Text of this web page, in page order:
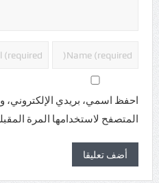
احفظ اسمي، بريدي الإلكتروني،
المتصفح لاستخدامها المرة